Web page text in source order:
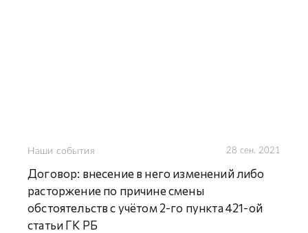
Наши события 28 сен. 2021
Договор: внесение в него изменений либо
расторжение по причине смены
обстоятельств с учётом 2-го пункта 421-ой
статьи ГК РБ